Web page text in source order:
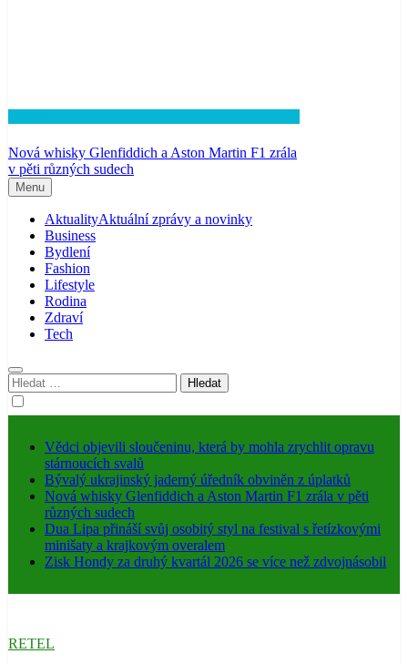
Nová whisky Glenfiddich a Aston Martin F1 zrála
v pěti různých sudech
Menu
AktualityAktuální zprávy a novinky
Business
Bydlení
Fashion
Lifestyle
Rodina
Zdraví
Tech
Vyhledávání
Vědci objevili sloučeninu, která by mohla zrychlit opravu
stárnoucích svalů
Bývalý ukrajinský jaderný úředník obviněn z úplatků
Nová whisky Glenfiddich a Aston Martin F1 zrála v pěti
různých sudech
Dua Lipa přináší svůj osobitý styl na festival s řetízkovými
minišaty a krajkovým overalem
Zisk Hondy za druhý kvartál 2026 se více než zdvojnásobil
RETEL